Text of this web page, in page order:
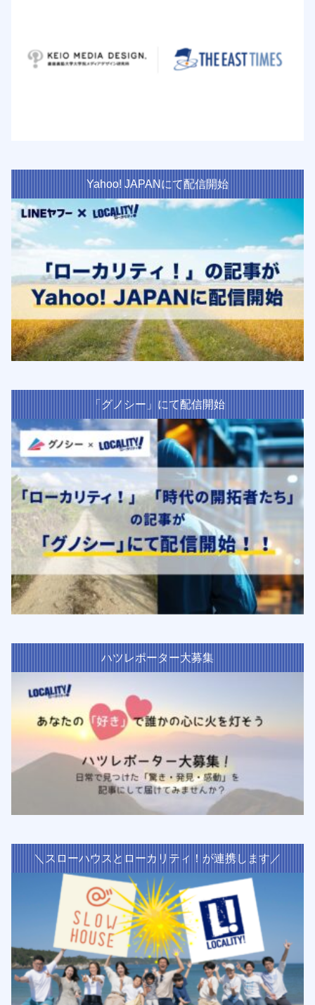
Yahoo! JAPANにて配信開始
「グノシー」にて配信開始
ハツレポーター大募集
＼スローハウスとローカリティ！が連携します／